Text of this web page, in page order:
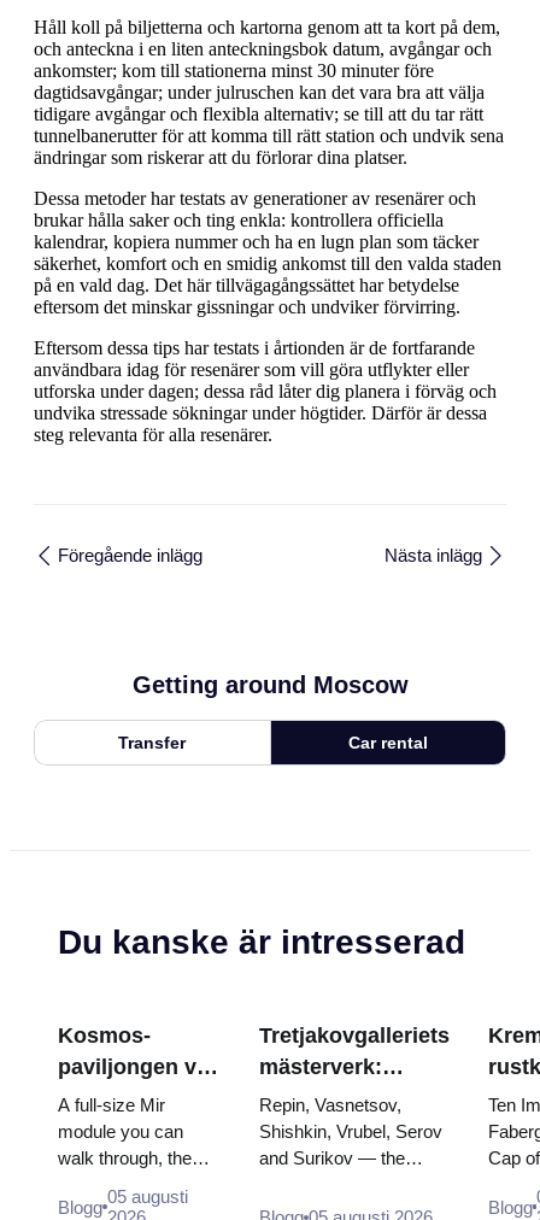
Håll koll på biljetterna och kartorna genom att ta kort på dem,
och anteckna i en liten anteckningsbok datum, avgångar och
ankomster; kom till stationerna minst 30 minuter före
dagtidsavgångar; under julruschen kan det vara bra att välja
tidigare avgångar och flexibla alternativ; se till att du tar rätt
tunnelbanerutter för att komma till rätt station och undvik sena
ändringar som riskerar att du förlorar dina platser.
Dessa metoder har testats av generationer av resenärer och
brukar hålla saker och ting enkla: kontrollera officiella
kalendrar, kopiera nummer och ha en lugn plan som täcker
säkerhet, komfort och en smidig ankomst till den valda staden
på en vald dag. Det här tillvägagångssättet har betydelse
eftersom det minskar gissningar och undviker förvirring.
Eftersom dessa tips har testats i årtionden är de fortfarande
användbara idag för resenärer som vill göra utflykter eller
utforska under dagen; dessa råd låter dig planera i förväg och
undvika stressade sökningar under högtider. Därför är dessa
steg relevanta för alla resenärer.
Föregående inlägg Nästa inlägg
Getting around Moscow
Transfer Car rental
Du kanske är intresserad
Kosmos-
paviljongen vid
VDNKh: Inuti
Rysslands
största
rymdutställning
A full-size Mir
module you can
walk through, the
Energia–Buran
model, scorched
Blogg 05 augusti
Tretjakovgalleriets
mästerverk:
målningarna som
är värda att
planera kring
Repin, Vasnetsov,
Shishkin, Vrubel, Serov
and Surikov — the
where they hang, and
Ten
Cap
the
of
Blogg